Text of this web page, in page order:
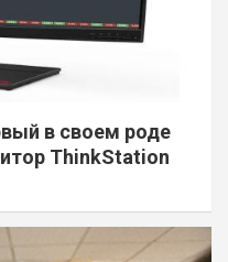
в своем роде
ThinkStation